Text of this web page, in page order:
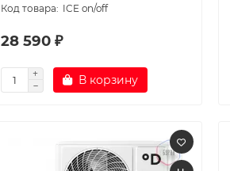
ICE on/off
28 590 ₽
В корзину